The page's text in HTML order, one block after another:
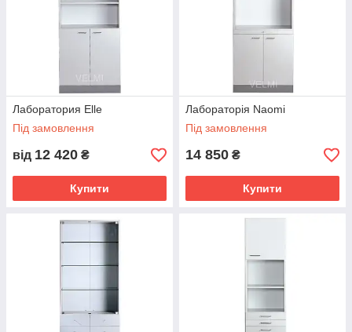
Лаборатория Elle
Під замовлення
від 12 420 ₴
Купити
Лабораторія Naomi
Під замовлення
14 850 ₴
Купити